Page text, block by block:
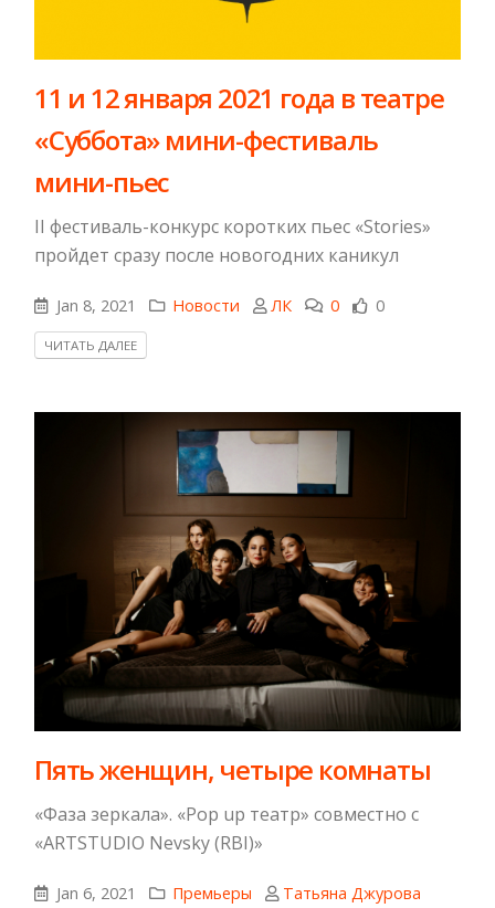
11 и 12 января 2021 года в театре
«Суббота» мини-фестиваль
мини-пьес
II фестиваль-конкурс коротких пьес «Stories»
пройдет сразу после новогодних каникул
Jan 8, 2021 Новости ЛК 0 0
ЧИТАТЬ ДАЛЕЕ
Пять женщин, четыре комнаты
«Фаза зеркала». «Pop up театр» совместно с
«ARTSTUDIO Nevsky (RBI)»
Jan 6, 2021 Премьеры
Татьяна Джурова